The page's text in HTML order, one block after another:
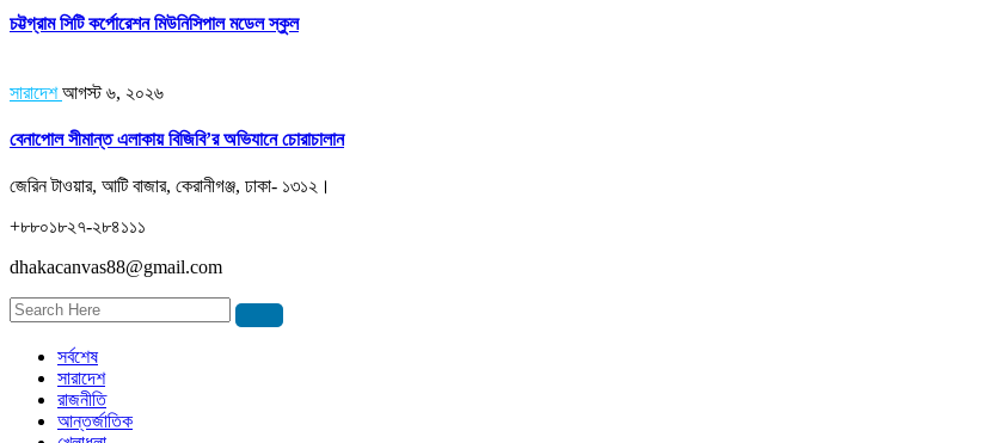
চট্টগ্রাম সিটি কর্পোরেশন মিউনিসিপাল মডেল স্কুল
সারাদেশ আগস্ট ৬, ২০২৬
বেনাপোল সীমান্ত এলাকায় বিজিবি’র অভিযানে চোরাচালান
জেরিন টাওয়ার, আটি বাজার, কেরানীগঞ্জ, ঢাকা- ১৩১২।
+৮৮০১৮২৭-২৮৪১১১
dhakacanvas88@gmail.com
সর্বশেষ
সারাদেশ
রাজনীতি
আন্তর্জাতিক